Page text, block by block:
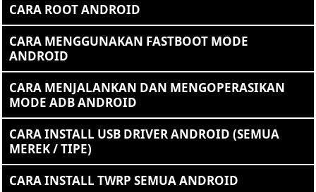
CARA ROOT ANDROID
CARA MENGGUNAKAN FASTBOOT MODE
ANDROID
CARA MENJALANKAN DAN MENGOPERASIKAN
MODE ADB ANDROID
CARA INSTALL USB DRIVER ANDROID (SEMUA
MEREK / TIPE)
CARA INSTALL TWRP SEMUA ANDROID